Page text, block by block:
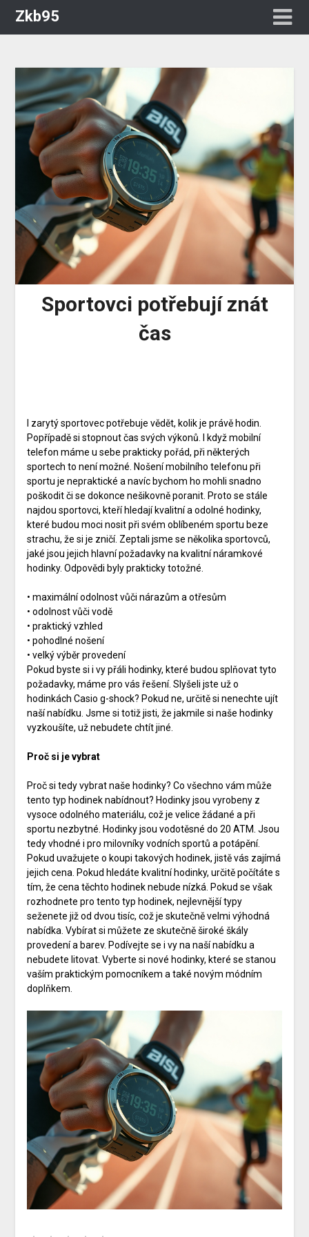
Zkb95
Sportovci potřebují znát
čas
I zarytý sportovec potřebuje vědět, kolik je právě hodin.
Popřípadě si stopnout čas svých výkonů. I když mobilní
telefon máme u sebe prakticky pořád, při některých
sportech to není možné. Nošení mobilního telefonu při
sportu je nepraktické a navíc bychom ho mohli snadno
poškodit či se dokonce nešikovně poranit. Proto se stále
najdou sportovci, kteří hledají kvalitní a odolné hodinky,
které budou moci nosit při svém oblíbeném sportu beze
strachu, že si je zničí. Zeptali jsme se několika sportovců,
jaké jsou jejich hlavní požadavky na kvalitní náramkové
hodinky. Odpovědi byly prakticky totožné.
• maximální odolnost vůči nárazům a otřesům
• odolnost vůči vodě
• praktický vzhled
• pohodlné nošení
• velký výběr provedení
Pokud byste si i vy přáli hodinky, které budou splňovat tyto
požadavky, máme pro vás řešení. Slyšeli jste už o
hodinkách Casio g-shock? Pokud ne, určitě si nenechte ujít
naší nabídku. Jsme si totiž jisti, že jakmile si naše hodinky
vyzkoušíte, už nebudete chtít jiné.
Proč si je vybrat
Proč si tedy vybrat naše hodinky? Co všechno vám může
tento typ hodinek nabídnout? Hodinky jsou vyrobeny z
vysoce odolného materiálu, což je velice žádané a při
sportu nezbytné. Hodinky jsou vodotěsné do 20 ATM. Jsou
tedy vhodné i pro milovníky vodních sportů a potápění.
Pokud uvažujete o koupi takových hodinek, jistě vás zajímá
jejich cena. Pokud hledáte kvalitní hodinky, určitě počítáte s
tím, že cena těchto hodinek nebude nízká. Pokud se však
rozhodnete pro tento typ hodinek, nejlevnější typy
seženete již od dvou tisíc, což je skutečně velmi výhodná
nabídka. Vybírat si můžete ze skutečně široké škály
provedení a barev. Podívejte se i vy na naší nabídku a
nebudete litovat. Vyberte si nové hodinky, které se stanou
vaším praktickým pomocníkem a také novým módním
doplňkem.